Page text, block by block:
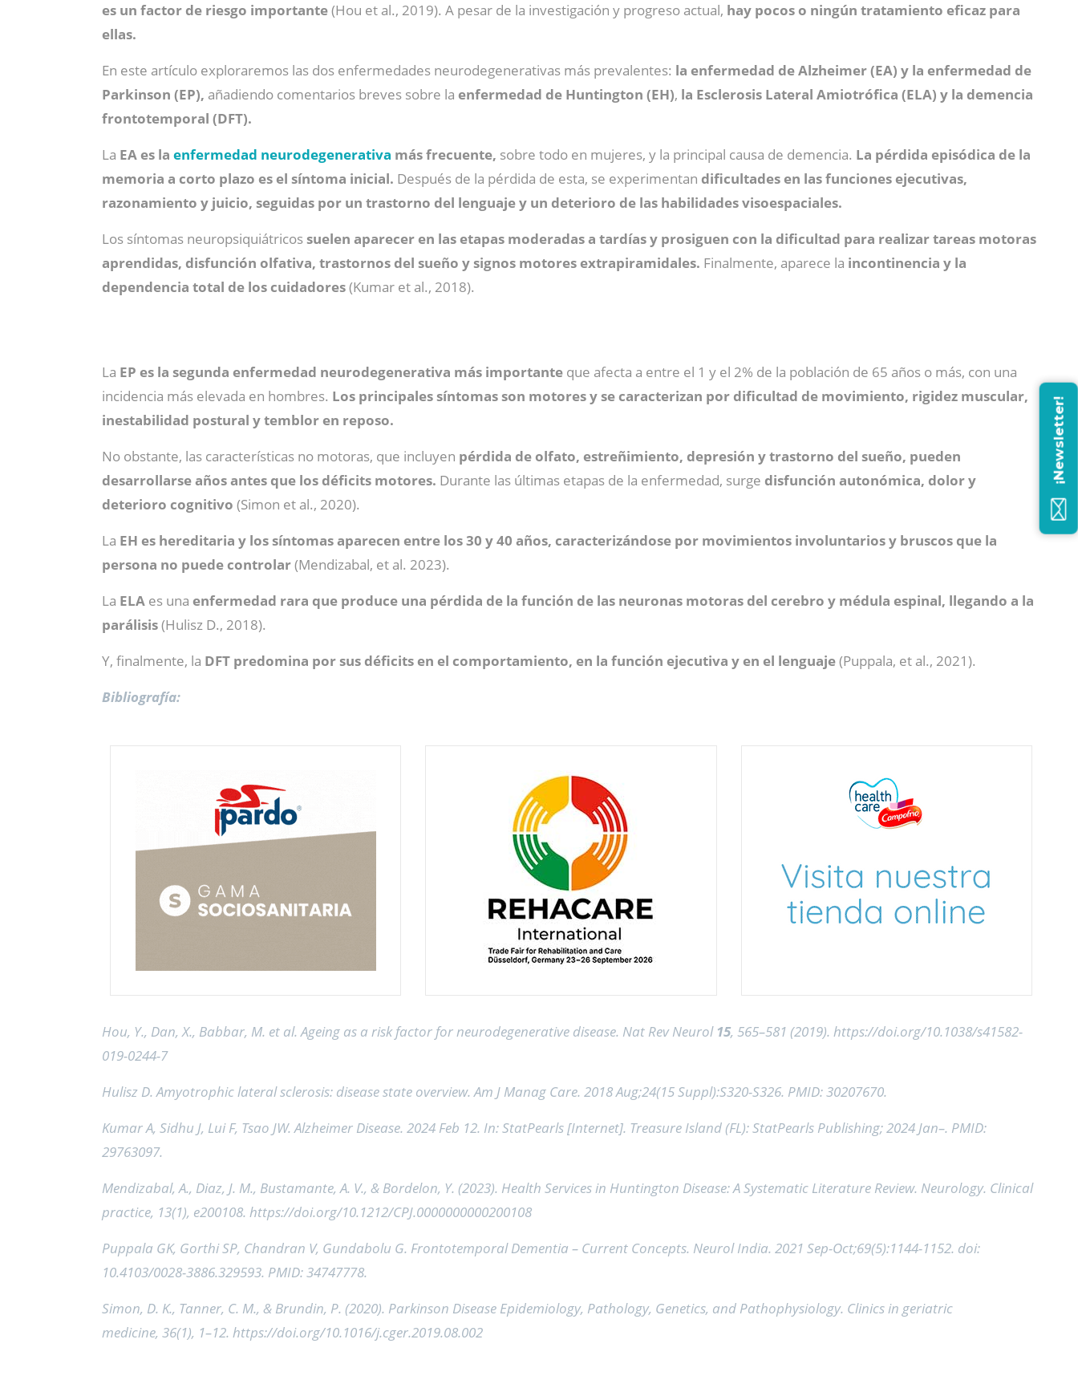
es un factor de riesgo importante(Hou et al., 2019). A pesar de la investigación y progreso actual, hay pocos o ningún tratamiento eficaz para
ellas.
En este artículo exploraremos las dos enfermedades neurodegenerativas más prevalentes: la enfermedad de Alzheimer (EA) y la enfermedad de
Parkinson (EP), añadiendo comentarios breves sobre la enfermedad de Huntington (EH), la Esclerosis Lateral Amiotrófica (ELA) y la demencia
frontotemporal (DFT).
La EAes la enfermedad neurodegenerativa más frecuente, sobre todo en mujeres, y la principal causa de demencia. La pérdida episódica de la
memoria a corto plazo es el síntoma inicial. Después de la pérdida de esta, se experimentan dificultades en las funciones ejecutivas,
razonamiento y juicio, seguidas por un trastorno del lenguaje y un deterioro de las habilidades visoespaciales.
Los síntomas neuropsiquiátricossuelen aparecer en las etapas moderadas a tardías y prosiguen con la dificultad para realizar tareas motoras
aprendidas, disfunción olfativa, trastornos del sueño y signos motores extrapiramidales. Finalmente, aparece la incontinencia y la
dependencia total de los cuidadores(Kumar et al., 2018).
La EP es la segunda enfermedad neurodegenerativa más importante que afecta a entre el 1 y el 2% de la población de 65 años o más, con una
incidencia más elevada en hombres. Los principales síntomas son motores y se caracterizan por dificultad de movimiento, rigidez muscular,
inestabilidad postural y temblor en reposo.
No obstante, las características no motoras, que incluyen pérdida de olfato, estreñimiento, depresión y trastorno del sueño, pueden
desarrollarse años antes que los déficits motores. Durante las últimas etapas de la enfermedad, surge disfunción autonómica, dolor y
deterioro cognitivo (Simon et al., 2020).
La EH es hereditaria y los síntomas aparecen entre los 30 y 40 años, caracterizándose por movimientos involuntarios y bruscos que la
persona no puede controlar(Mendizabal, et al. 2023).
La ELA es una enfermedad rara que produce una pérdida de la función de las neuronas motoras del cerebro y médula espinal, llegando a la
parálisis(Hulisz D., 2018).
Y, finalmente, la DFT predomina por sus déficits en el comportamiento, en la función ejecutiva y en el lenguaje(Puppala, et al., 2021).
Bibliografía:
Hou, Y., Dan, X., Babbar, M. et al. Ageing as a risk factor for neurodegenerative disease. Nat Rev Neurol 15, 565–581 (2019). https://doi.org/10.1038/s41582-
019-0244-7
Hulisz D. Amyotrophic lateral sclerosis: disease state overview. Am J Manag Care. 2018 Aug;24(15 Suppl):S320-S326. PMID: 30207670.
Kumar A, Sidhu J, Lui F, Tsao JW. Alzheimer Disease. 2024 Feb 12. In: StatPearls [Internet]. Treasure Island (FL): StatPearls Publishing; 2024 Jan–. PMID:
29763097.
Mendizabal, A., Diaz, J. M., Bustamante, A. V., & Bordelon, Y. (2023). Health Services in Huntington Disease: A Systematic Literature Review. Neurology. Clinical
practice, 13(1), e200108. https://doi.org/10.1212/CPJ.0000000000200108
Puppala GK, Gorthi SP, Chandran V, Gundabolu G. Frontotemporal Dementia – Current Concepts. Neurol India. 2021 Sep-Oct;69(5):1144-1152. doi:
10.4103/0028-3886.329593. PMID: 34747778.
Simon, D. K., Tanner, C. M., & Brundin, P. (2020). Parkinson Disease Epidemiology, Pathology, Genetics, and Pathophysiology. Clinics in geriatric
medicine, 36(1), 1–12. https://doi.org/10.1016/j.cger.2019.08.002
¡Newsletter!